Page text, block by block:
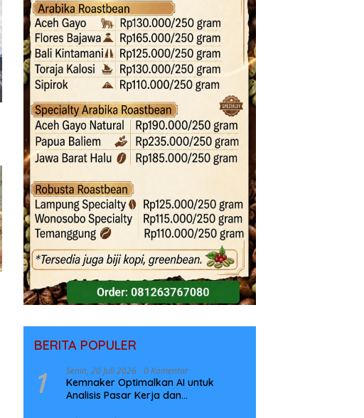
BERITA POPULER
1 Senin, 20 Juli 2026 0 Komentar
Kemnaker Optimalkan AI untuk
Analisis Pasar Kerja dan